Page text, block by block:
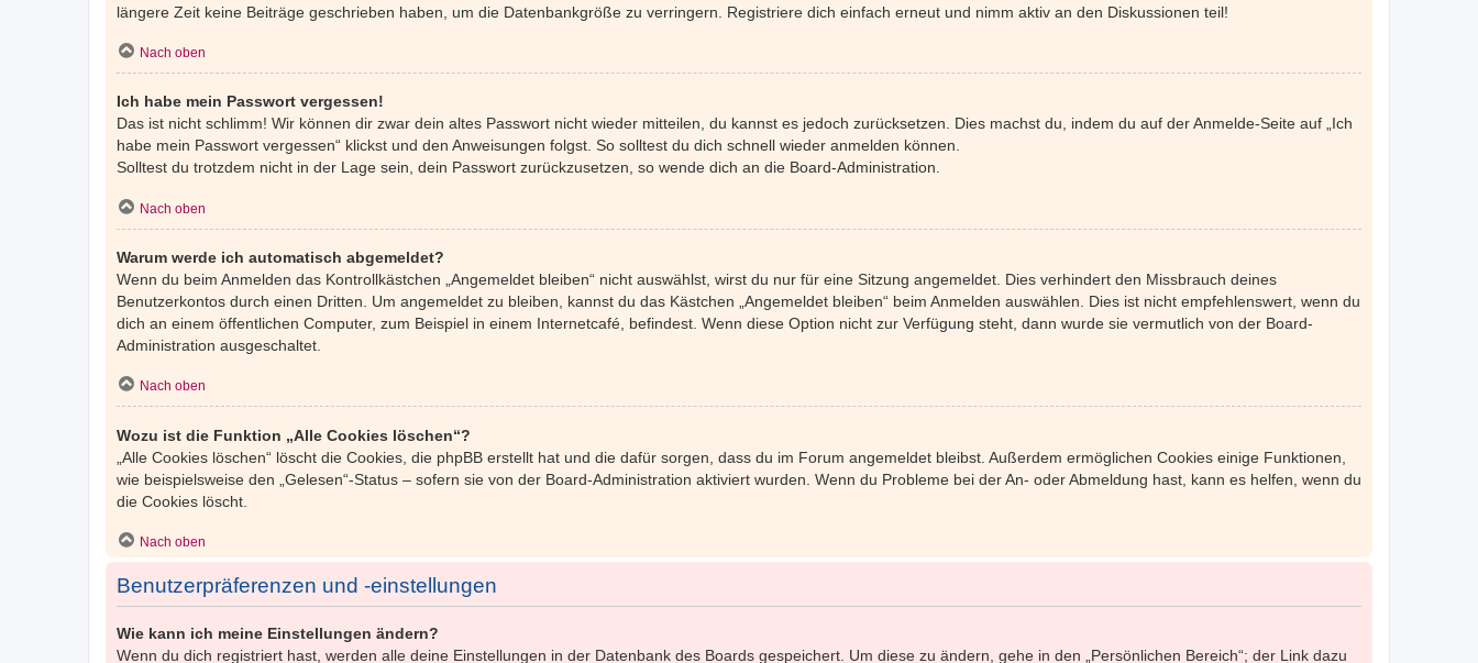
längere Zeit keine Beiträge geschrieben haben, um die Datenbankgröße zu verringern. Registriere dich einfach erneut und nimm aktiv an den Diskussionen teil!
Nach oben
Ich habe mein Passwort vergessen!
Das ist nicht schlimm! Wir können dir zwar dein altes Passwort nicht wieder mitteilen, du kannst es jedoch zurücksetzen. Dies machst du, indem du auf der Anmelde-Seite auf „Ich
habe mein Passwort vergessen“ klickst und den Anweisungen folgst. So solltest du dich schnell wieder anmelden können.
Solltest du trotzdem nicht in der Lage sein, dein Passwort zurückzusetzen, so wende dich an die Board-Administration.
Nach oben
Warum werde ich automatisch abgemeldet?
Wenn du beim Anmelden das Kontrollkästchen „Angemeldet bleiben“ nicht auswählst, wirst du nur für eine Sitzung angemeldet. Dies verhindert den Missbrauch deines
Benutzerkontos durch einen Dritten. Um angemeldet zu bleiben, kannst du das Kästchen „Angemeldet bleiben“ beim Anmelden auswählen. Dies ist nicht empfehlenswert, wenn du
dich an einem öffentlichen Computer, zum Beispiel in einem Internetcafé, befindest. Wenn diese Option nicht zur Verfügung steht, dann wurde sie vermutlich von der Board-
Administration ausgeschaltet.
Nach oben
Wozu ist die Funktion „Alle Cookies löschen“?
„Alle Cookies löschen“ löscht die Cookies, die phpBB erstellt hat und die dafür sorgen, dass du im Forum angemeldet bleibst. Außerdem ermöglichen Cookies einige Funktionen,
wie beispielsweise den „Gelesen“-Status – sofern sie von der Board-Administration aktiviert wurden. Wenn du Probleme bei der An- oder Abmeldung hast, kann es helfen, wenn du
die Cookies löscht.
Nach oben
Benutzerpräferenzen und -einstellungen
Wie kann ich meine Einstellungen ändern?
Wenn du dich registriert hast, werden alle deine Einstellungen in der Datenbank des Boards gespeichert. Um diese zu ändern, gehe in den „Persönlichen Bereich“; der Link dazu